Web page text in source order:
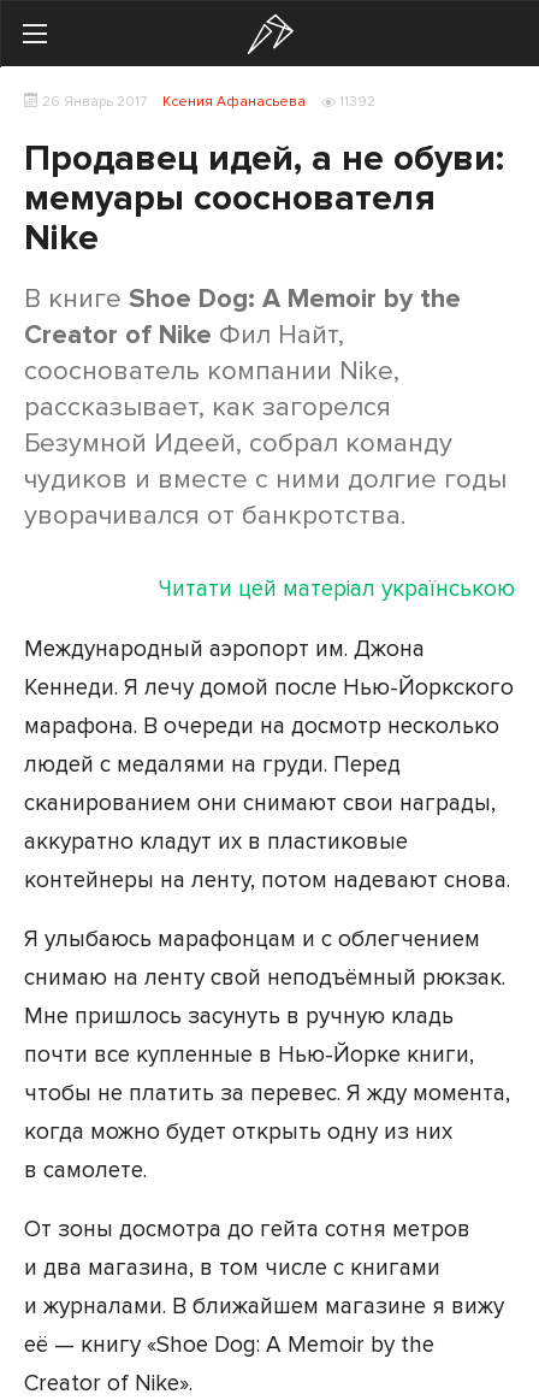
Здоровье
Начинающим
Тренировки
Мотивация
Питание
Экипировка
Женщинам
26 Январь 2017 Ксения Афанасьева 11392
Продавец идей, а не обуви:
мемуары сооснователя
Nike
В книге Shoe Dog: A Memoir by the
Creator of Nike Фил Найт,
сооснователь компании Nike,
рассказывает, как загорелся
Безумной Идеей, собрал команду
чудиков и вместе с ними долгие годы
уворачивался от банкротства.
Читати цей матеріал українською
Международный аэропорт им. Джона
Кеннеди. Я лечу домой после Нью-Йоркского
марафона. В очереди на досмотр несколько
людей с медалями на груди. Перед
сканированием они снимают свои награды,
аккуратно кладут их в пластиковые
контейнеры на ленту, потом надевают снова.
Я улыбаюсь марафонцам и с облегчением
снимаю на ленту свой неподъёмный рюкзак.
Мне пришлось засунуть в ручную кладь
почти все купленные в Нью-Йорке книги,
чтобы не платить за перевес. Я жду момента,
когда можно будет открыть одну из них
в самолете.
От зоны досмотра до гейта сотня метров
и два магазина, в том числе с книгами
и журналами. В ближайшем магазине я вижу
её — книгу «Shoe Dog: A Memoir by the
Creator of Nike».